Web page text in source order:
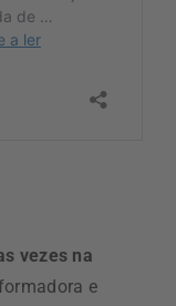
vezes na
e